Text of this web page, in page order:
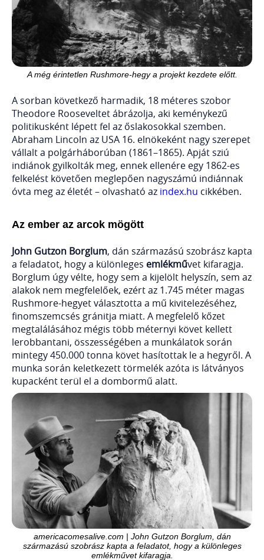
A még érintetlen Rushmore-hegy a projekt kezdete előtt.
A sorban következő harmadik, 18 méteres szobor
Theodore Rooseveltet ábrázolja, aki keménykezű
politikusként lépett fel az őslakosokkal szemben.
Abraham Lincoln az USA 16. elnökeként nagy szerepet
vállalt a polgárháborúban (1861–1865). Apját sziú
indiánok gyilkolták meg, ennek ellenére egy 1862-es
felkelést követően meglepően nagyszámú indiánnak
óvta meg az életét – olvasható az index.hu cikkében.
Az ember az arcok mögött
John Gutzon Borglum, dán származású szobrász kapta
a feladatot, hogy a különleges emlékművet kifaragja.
Borglum úgy vélte, hogy sem a kijelölt helyszín, sem az
alakok nem megfelelőek, ezért az 1.745 méter magas
Rushmore-hegyet választotta a mű kivitelezéséhez,
finomszemcsés gránitja miatt. A megfelelő kőzet
megtalálásához mégis több méternyi követ kellett
lerobbantani, összességében a munkálatok során
mintegy 450.000 tonna követ hasítottak le a hegyről. A
munka során keletkezett törmelék azóta is látványos
kupacként terül el a dombormű alatt.
americacomesalive.com | John Gutzon Borglum, dán
származású szobrász kapta a feladatot, hogy a különleges
emlékművet kifaragja.